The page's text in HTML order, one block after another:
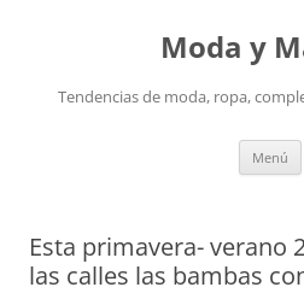
Moda y
Tendencias de moda, ropa,
Menú
Esta primavera- verano
las calles las bambas